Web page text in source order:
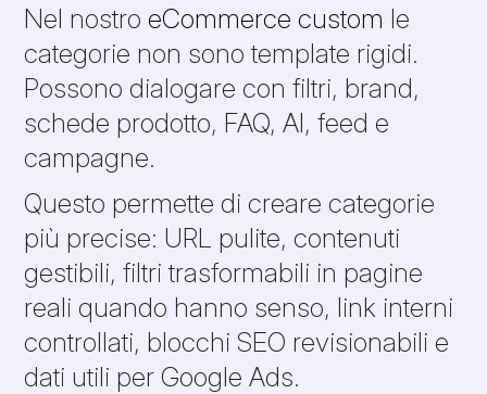
Nel nostroeCommerce custom le
categorie non sono template rigidi.
Possono dialogare con filtri, brand,
schede prodotto, FAQ, AI, feed e
campagne.
Questo permette di creare categorie
più precise: URL pulite, contenuti
gestibili, filtri trasformabili in pagine
reali quando hanno senso, link interni
controllati, blocchi SEO revisionabili e
dati utili per Google Ads.